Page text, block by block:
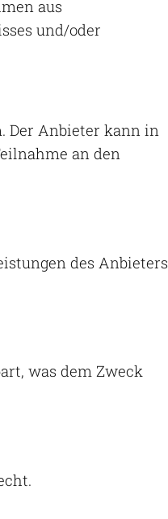
aus
und/oder
Der Anbieter kann in
an den
des Anbieters
was dem Zweck